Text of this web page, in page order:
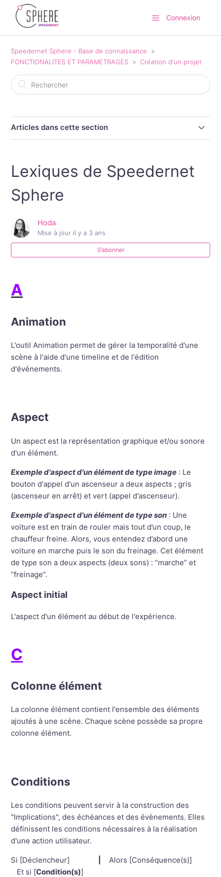
Connexion
Speedernet Sphere - Base de connaissance
FONCTIONALITES ET PARAMETRAGES
Création d'un projet
Articles dans cette section
Créer un nouveau projet et l'ouvrir
Lexiques de Speedernet
Sphere
Hoda
Mise à jour il y a 3 ans
S’abonner
A
Animation
L'outil Animation permet de gérer la temporalité d'une
scène à l'aide d'une timeline et de l'édition
d'événements.
Aspect
Un aspect est la représentation graphique et/ou sonore
d'un élément.
Exemple d'aspect d'un élément de type image : Le
bouton d'appel d'un ascenseur a deux aspects ; gris
(ascenseur en arrêt) et vert (appel d'ascenseur).
Exemple d'aspect d'un élément de type son : Une
voiture est en train de rouler mais tout d’un coup, le
chauffeur freine. Alors, vous entendez d’abord une
voiture en marche puis le son du freinage. Cet élément
de type son a deux aspects (deux sons) : “marche” et
“freinage”.
Aspect initial
L'aspect d'un élément au début de l'expérience.
C
Colonne élément
La colonne élément contient l'ensemble des éléments
ajoutés à une scène. Chaque scène possède sa propre
colonne élément.
Conditions
Les conditions peuvent servir à la construction des
"Implications", des échéances et des évènements. Elles
définissent les conditions nécessaires à la réalisation
d'une action utilisateur.
Si [Déclencheur]
Alors [Conséquence(s)]
Et si [Condition(s)]